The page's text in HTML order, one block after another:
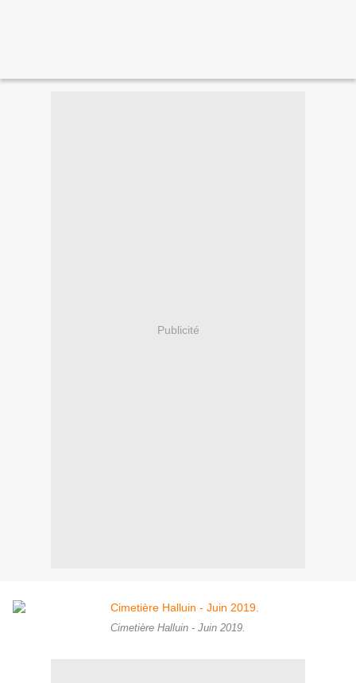
Publicité
Cimetière Halluin - Juin 2019.